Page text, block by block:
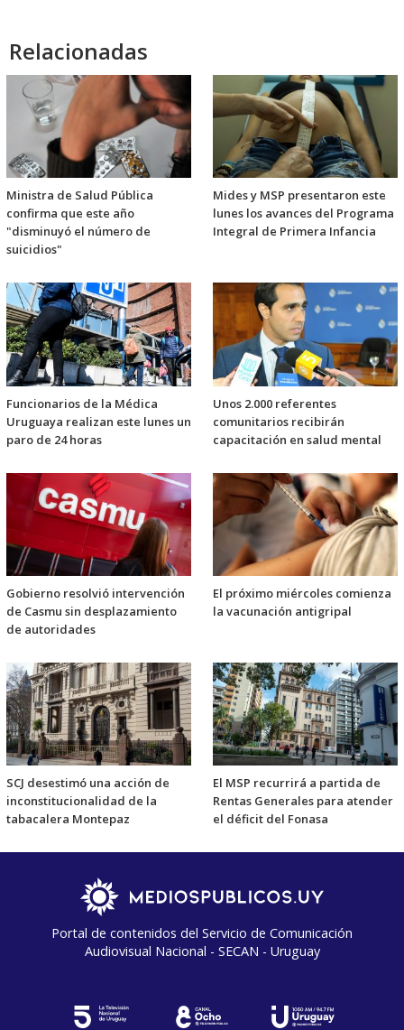
Relacionadas
Ministra de Salud Pública
confirma que este año
"disminuyó el número de
suicidios"
Mides y MSP presentaron este
lunes los avances del Programa
Integral de Primera Infancia
Funcionarios de la Médica
Uruguaya realizan este lunes un
paro de 24 horas
Unos 2.000 referentes
comunitarios recibirán
capacitación en salud mental
Gobierno resolvió intervención
de Casmu sin desplazamiento
de autoridades
El próximo miércoles comienza
la vacunación antigripal
SCJ desestimó una acción de
inconstitucionalidad de la
tabacalera Montepaz
El MSP recurrirá a partida de
Rentas Generales para atender
el déficit del Fonasa
Portal de contenidos del Servicio de Comunicación
Audiovisual Nacional - SECAN - Uruguay